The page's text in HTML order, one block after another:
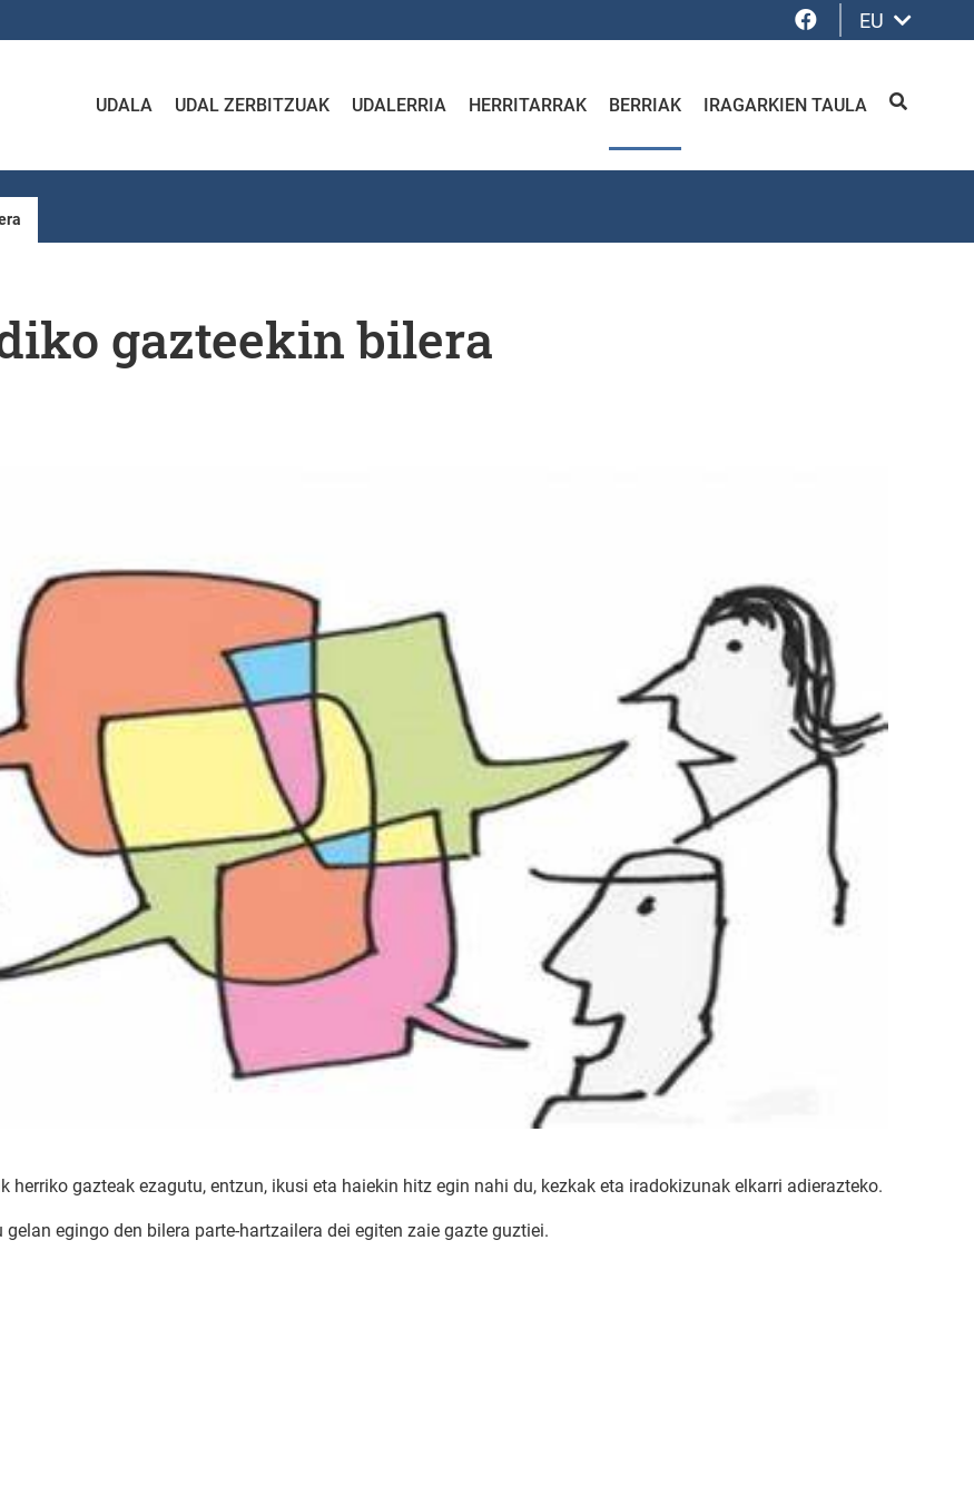
Facebook
EU
UDALA UDAL ZERBITZUAK UDALERRIA HERRITARRAK BERRIAK IRAGARKIEN TAULA BILATU
gazteekin bilera
herriko gazteak ezagutu, entzun, ikusi eta haiekin hitz egin nahi du, kezkak eta iradokizunak elkarri adierazteko.
egingo den bilera parte-hartzailera dei egiten zaie gazte guztiei.